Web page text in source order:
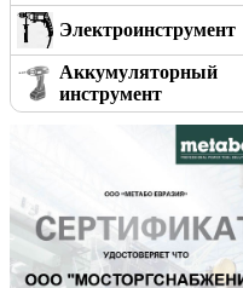
Электроинструмент
Аккумуляторный
инструмент